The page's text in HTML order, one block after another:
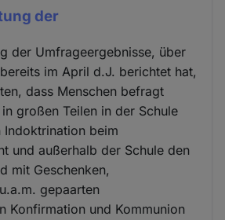
der
der Umfrageergebnisse, über
im April d.J. berichtet hat,
dass Menschen befragt
großen Teilen in der Schule
Indoktrination beim
und außerhalb der Schule den
mit Geschenken,
gepaarten
Konfirmation und Kommunion